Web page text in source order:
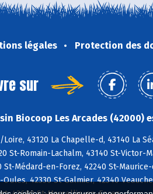
légales Protection des
sur
Biocoop Les Arcades (42000)
Loire, 43120 La Chapelle-d, 43140 La
St-Romain-Lachalm, 43140 St-Victor-
St-Médard-en-Forez, 42240 St-
42330 St-Galmier, 42340